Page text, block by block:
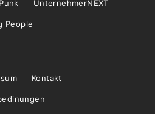
UnternehmerNEXT
People
Kontakt